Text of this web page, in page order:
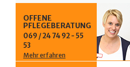
OFFENE
PFLEGEBERATUNG
069 / 24 74 92 - 55
53
Mehr erfahren